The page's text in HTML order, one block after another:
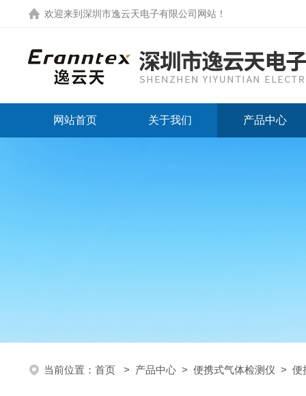
欢迎来到 深圳市逸云天电子有限公司网站 ！
网站首页 关于我们 产品中心
当前位置： 首页 > 产品中心 > 便携式气体检测仪 > 便